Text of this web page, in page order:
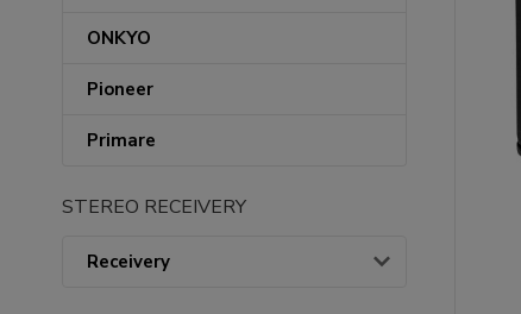
ONKYO
Pioneer
Primare
STEREO RECEIVERY
Receivery